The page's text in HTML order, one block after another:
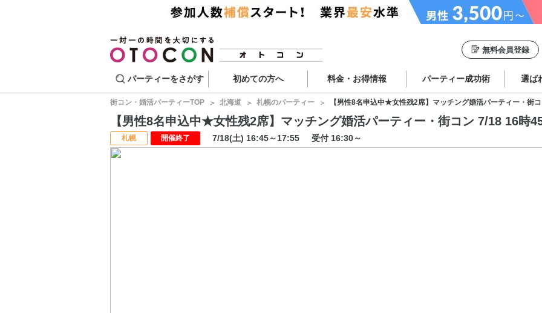
無料会員登録
パーティーをさがす 初めての方へ 料金・お得情報 パーティー成功術 選ば
街コン・婚活パーティーTOP 北海道 札幌のパーティー 【男性8名申込中★女性残2席】マッチング婚活パーティー・街
【男性8名申込中★女性残2席】マッチング婚活パーティー・街コン 7/18 16時
札幌 開催終了 7/18(土) 16:45～17:55 受付 16:30～